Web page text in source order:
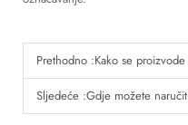
Prethodno :Kako se proizvode
Sljedeće :Gdje možete naručiti